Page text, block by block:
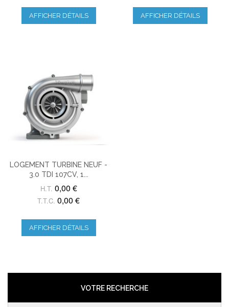
AFFICHER DÉTAILS AFFICHER DÉTAILS
LOGEMENT TURBINE NEUF -
3.0 TDI 107CV, 1...
H.T. 0,00 €
T.T.C. 0,00 €
AFFICHER DÉTAILS
VOTRE RECHERCHE